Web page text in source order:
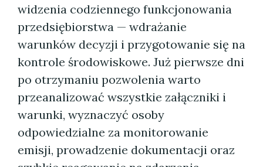
widzenia codziennego funkcjonowania
przedsiębiorstwa — wdrażanie
warunków decyzji i przygotowanie się na
kontrole środowiskowe. Już pierwsze dni
po otrzymaniu pozwolenia warto
przeanalizować wszystkie załączniki i
warunki, wyznaczyć osoby
odpowiedzialne za monitorowanie
emisji, prowadzenie dokumentacji oraz